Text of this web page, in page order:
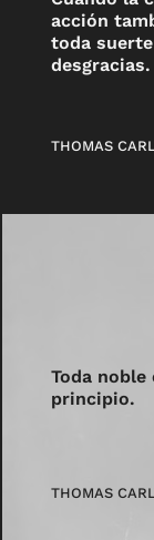
acción
toda
desgracias.
THOMAS
Toda
principio.
THOMAS